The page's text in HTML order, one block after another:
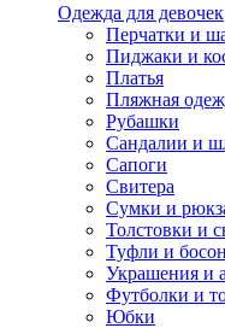
Одежда для девочек
Перчатки и
Пиджаки и
Платья
Пляжная
Рубашки
Сандалии и
Сапоги
Свитера
Сумки и
Толстовки и
Туфли и
Украшения и
Футболки и
Юбки